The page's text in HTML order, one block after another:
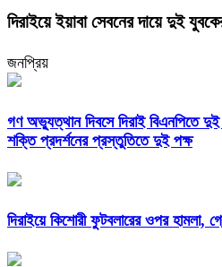
দিরাইয়ে ইয়াবা সেবনের দায়ে দুই
জনপ্রিয়
গণ অভ্যুত্থান দিবসে দিরাই বিএনপিতে
শক্তি প্রদর্শনের প্রস্তুতিতে দুই পক্ষ
দিরাইয়ে কিশোরী ফুটবলারের ওপর হামলা,